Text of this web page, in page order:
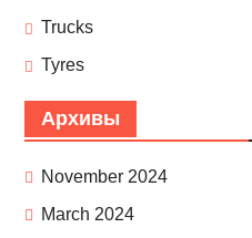
Trucks
Tyres
Архивы
November 2024
March 2024